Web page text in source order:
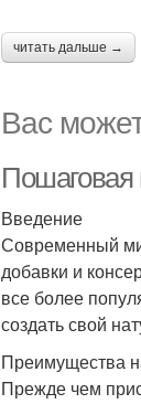
читать дальше →
Вас
Пошаговая
Введение
Современный
добавки и
все более
создать свой
Преимущества
Прежде чем